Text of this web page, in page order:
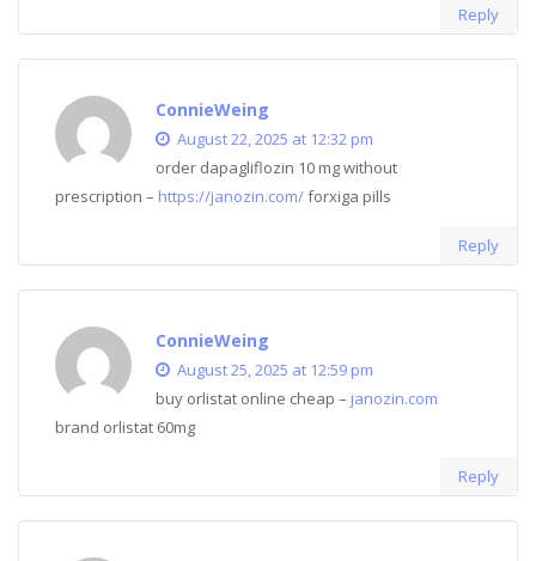
Reply
ConnieWeing
August 22, 2025 at 12:32 pm
order dapagliflozin 10 mg without
prescription – https://janozin.com/forxiga pills
Reply
ConnieWeing
August 25, 2025 at 12:59 pm
buy orlistat online cheap – janozin.com
brand orlistat 60mg
Reply